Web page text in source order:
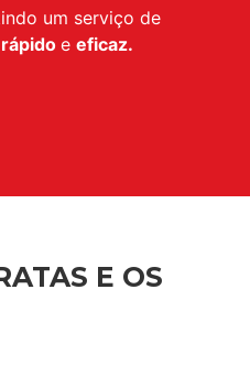
um serviço de
e eficaz.
E OS